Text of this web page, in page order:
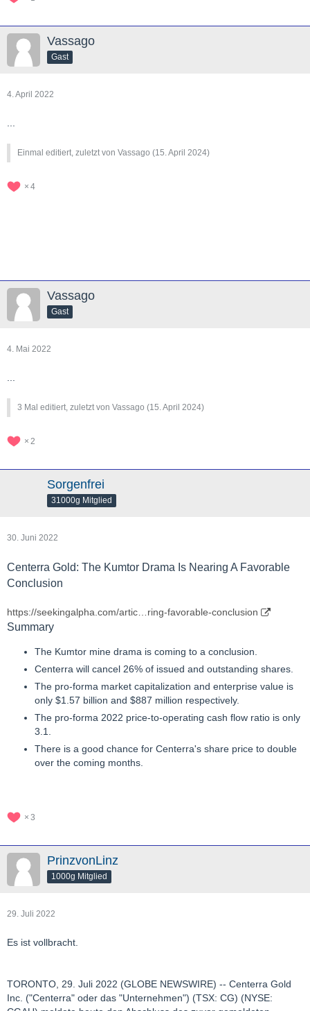
Vassago
Gast
4. April 2022
...
Einmal editiert, zuletzt von Vassago (15. April 2024)
4
Vassago
Gast
4. Mai 2022
...
3 Mal editiert, zuletzt von Vassago (15. April 2024)
2
Sorgenfrei
31000g Mitglied
30. Juni 2022
Centerra Gold: The Kumtor Drama Is Nearing A Favorable
Conclusion
https://seekingalpha.com/artic…ring-favorable-conclusion
Summary
The Kumtor mine drama is coming to a conclusion.
Centerra will cancel 26% of issued and outstanding shares.
The pro-forma market capitalization and enterprise value is
only $1.57 billion and $887 million respectively.
The pro-forma 2022 price-to-operating cash flow ratio is only
3.1.
There is a good chance for Centerra's share price to double
over the coming months.
3
PrinzvonLinz
1000g Mitglied
29. Juli 2022
Es ist vollbracht.
TORONTO, 29. Juli 2022 (GLOBE NEWSWIRE) -- Centerra Gold
Inc. ("Centerra" oder das "Unternehmen") (TSX: CG) (NYSE: